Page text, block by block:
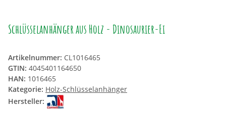
Schlüsselanhänger aus Holz - Dinosaurier-Ei
Artikelnummer: CL1016465
GTIN: 4045401164650
HAN: 1016465
Kategorie: Holz-Schlüsselanhänger
Hersteller: